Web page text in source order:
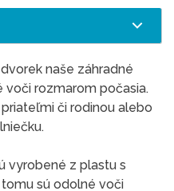
naše záhradné
voči rozmarom počasia.
či rodinou alebo
vyrobené z plastu s
sú odolné voči